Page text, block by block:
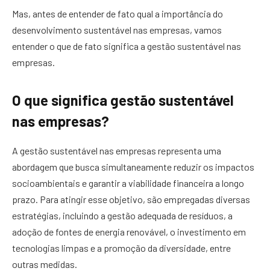
Mas, antes de entender de fato qual a importância do
desenvolvimento sustentável nas empresas, vamos
entender o que de fato significa a gestão sustentável nas
empresas.
O que significa gestão sustentável
nas empresas?
A gestão sustentável nas empresas representa uma
abordagem que busca simultaneamente reduzir os impactos
socioambientais e garantir a viabilidade financeira a longo
prazo. Para atingir esse objetivo, são empregadas diversas
estratégias, incluindo a gestão adequada de resíduos, a
adoção de fontes de energia renovável, o investimento em
tecnologias limpas e a promoção da diversidade, entre
outras medidas.